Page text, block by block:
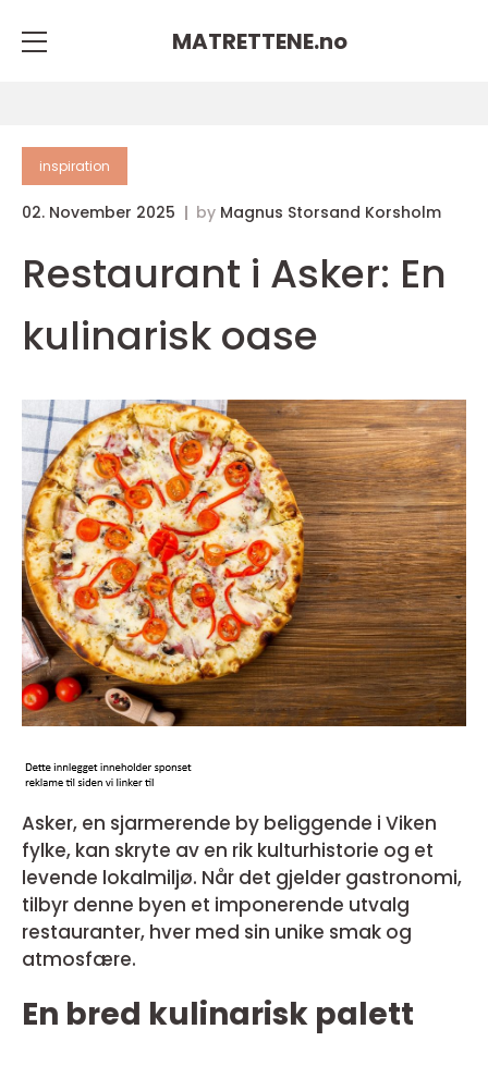
MATRETTENE.no
inspiration
02. November 2025 by Magnus Storsand Korsholm
Restaurant i Asker: En
kulinarisk oase
Asker, en sjarmerende by beliggende i Viken
fylke, kan skryte av en rik kulturhistorie og et
levende lokalmiljø. Når det gjelder gastronomi,
tilbyr denne byen et imponerende utvalg
restauranter, hver med sin unike smak og
atmosfære.
En bred kulinarisk palett